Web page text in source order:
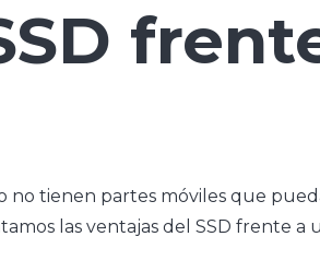
no tienen partes móviles que
las ventajas del SSD frente a